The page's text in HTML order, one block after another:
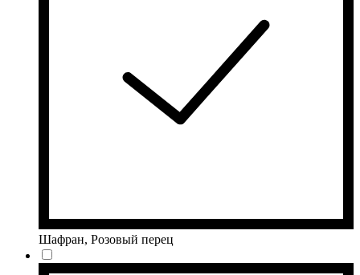
Шафран, Розовый перец